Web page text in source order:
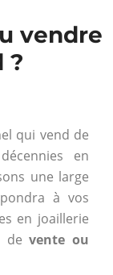
vendre
?
qui vend de
en
une large
à vos
en joaillerie
devente ou